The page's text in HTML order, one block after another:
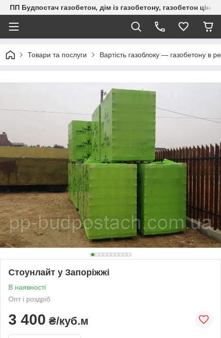
ПП Будпостач газобетон, дім із газобетону, газобетон
Товари та послуги Вартість газоблоку — газобетону в
Стоунлайт у Запоріжжі
В наявності
Опт і роздріб
3 400 ₴/куб.м